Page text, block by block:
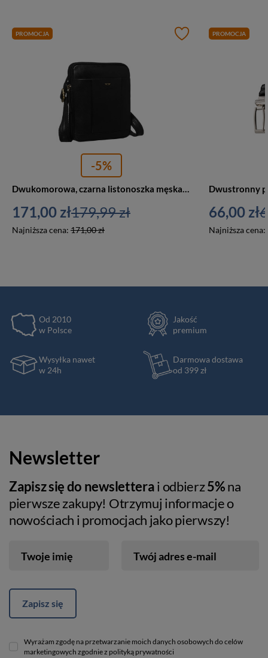
PROMOCJA
-5%
Dwukomorowa, czarna listonoszka męska ze skóry naturalnej zawieszona na regulowanym pasku - Peterson
171,00 zł
Najniższa cena: 171,00 zł
179,99 zł
PROMOCJA
66,00 zł
Najniższa cena:
Od 2010
w Polsce
Jakość
premium
Wysyłka nawet
w 24h
Darmowa dostawa
od 399 zł
Newsletter
Zapisz się do newsletterai odbierz5%na
pierwsze zakupy! Otrzymuj informacje o
nowościach i promocjach jako pierwszy!
Twoje imię Twój adres e-mail
Zapisz się
Wyrażam zgodę na przetwarzanie moich danych osobowych do celów
marketingowych zgodnie z polityką prywatności